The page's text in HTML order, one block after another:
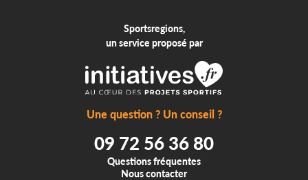
Sportsregions,
un service proposé par
Une question ? Un conseil ?
09 72 56 36 80
Questions fréquentes
Nous contacter